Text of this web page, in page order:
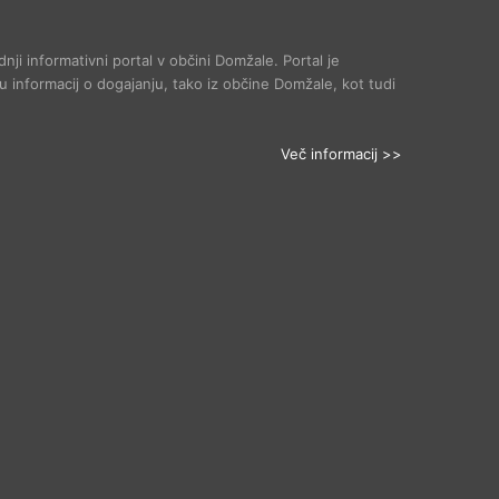
informativni portal v občini Domžale. Portal je
informacij o dogajanju, tako iz občine Domžale, kot tudi
Več informacij >>